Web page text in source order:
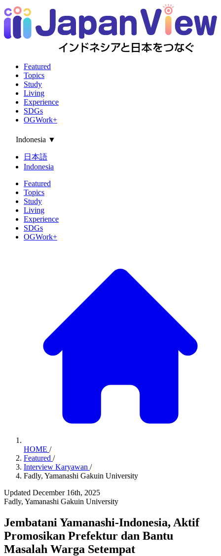
Featured
Topics
Study
Living
Experience
SDGs
OGWork+
Indonesia ▼
日本語
Indonesia
Featured
Topics
Study
Living
Experience
SDGs
OGWork+
HOME /
Featured /
Interview Karyawan /
Fadly, Yamanashi Gakuin University
Updated December 16th, 2025
Fadly, Yamanashi Gakuin University
Jembatani Yamanashi-Indonesia, Aktif
Promosikan Prefektur dan Bantu
Masalah Warga Setempat